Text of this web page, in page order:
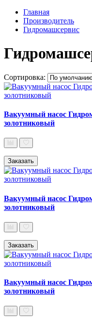
Главная
Производитель
Гидромашсервис
Сортировка:
Вакуумный насос
золотниковый
Заказать
Вакуумный насос
золотниковый
Заказать
Вакуумный насос
золотниковый